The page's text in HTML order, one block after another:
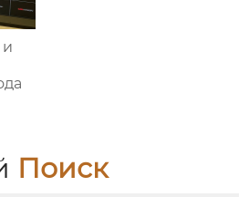
Поиск